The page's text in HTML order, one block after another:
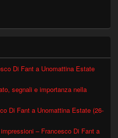
Di Fant a Unomattina Estate
segnali e importanza nella
Di Fant a Unomattina Estate (26-
– Francesco Di Fant a